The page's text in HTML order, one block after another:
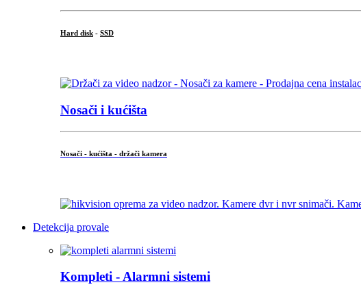
Hard disk - SSD
Nosači i kućišta
Nosači - kućišta - držači kamera
Detekcija provale
Kompleti - Alarmni sistemi